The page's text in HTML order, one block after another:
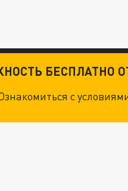
БЕСПЛАТНО
с